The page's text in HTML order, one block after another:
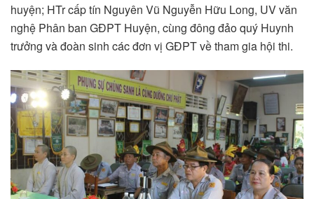
huyện; HTr cấp tín Nguyên Vũ Nguyễn Hữu Long, UV văn
nghệ Phân ban GĐPT Huyện, cùng đông đảo quý Huynh
trưởng và đoàn sinh các đơn vị GĐPT về tham gia hội thi.